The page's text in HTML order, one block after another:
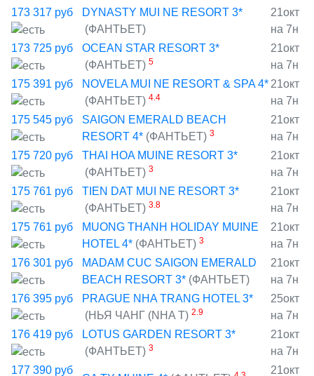
173 317 руб
DYNASTY MUI NE RESORT 3*
(ФАНТЬЕТ)
21окт
на 7н
173 725 руб
OCEAN STAR RESORT 3*
(ФАНТЬЕТ) 5
21окт
на 7н
175 391 руб
NOVELA MUI NE RESORT & SPA 4*
(ФАНТЬЕТ) 4.4
21окт
на 7н
175 545 руб
SAIGON EMERALD BEACH
RESORT 4* (ФАНТЬЕТ) 3
21окт
на 7н
175 720 руб
THAI HOA MUINE RESORT 3*
(ФАНТЬЕТ) 3
21окт
на 7н
175 761 руб
TIEN DAT MUI NE RESORT 3*
(ФАНТЬЕТ) 3.8
21окт
на 7н
175 761 руб
MUONG THANH HOLIDAY MUINE
HOTEL 4* (ФАНТЬЕТ) 3
21окт
на 7н
176 301 руб
MADAM CUC SAIGON EMERALD
BEACH RESORT 3* (ФАНТЬЕТ)
21окт
на 7н
176 395 руб
PRAGUE NHA TRANG HOTEL 3*
(НЬЯ ЧАНГ (NHA T) 2.9
25окт
на 7н
176 419 руб
LOTUS GARDEN RESORT 3*
(ФАНТЬЕТ) 3
21окт
на 7н
177 390 руб
21окт